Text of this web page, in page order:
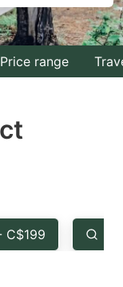
Price range
C$199